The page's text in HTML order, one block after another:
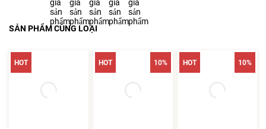
SẢN PHẨM CÙNG LOẠI
HOT HOT 10% HOT 10%